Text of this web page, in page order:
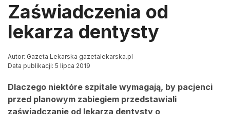
Zaświadczenia od
lekarza dentysty
Autor: Gazeta Lekarska gazetalekarska.pl
Data publikacji: 5 lipca 2019
Dlaczego niektóre szpitale wymagają, by pacjenci
przed planowym zabiegiem przedstawiali
zaświadczanie od lekarza dentysty o